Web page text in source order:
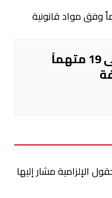
عمليات بغداد: القبض على 19 متهماً
الإلزامية مشار إليها